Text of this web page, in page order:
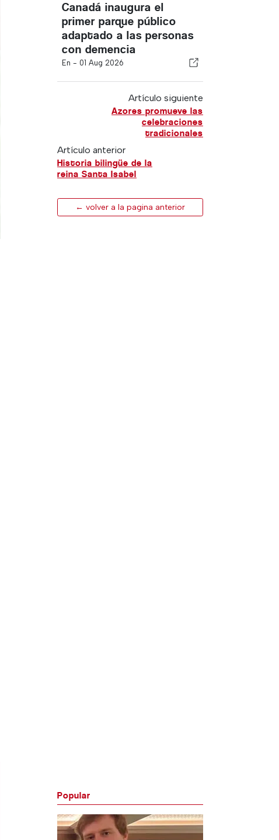
Canadá inaugura el
primer parque público
adaptado a las personas
con demencia
En - 01 Aug 2026
Artículo siguiente
Azores promueve las
celebraciones
tradicionales
Artículo anterior
Historia bilingüe de la
reina Santa Isabel
← volver a la pagina anterior
Popular